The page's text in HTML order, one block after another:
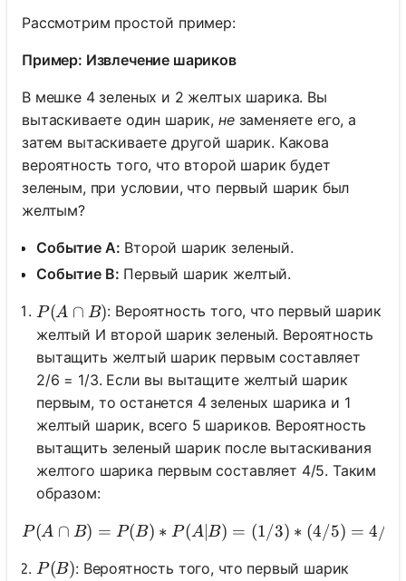
Рассмотрим простой пример:
Пример: Извлечение шариков
В мешке 4 зеленых и 2 желтых шарика. Вы
вытаскиваете один шарик, незаменяете его, а
затем вытаскиваете другой шарик. Какова
вероятность того, что второй шарик будет
зеленым, при условии, что первый шарик был
желтым?
Событие A: Второй шарик зеленый.
Событие B: Первый шарик желтый.
P(A \cap B)
P(A ∩ B): Вероятность того, что первый шарик
желтый И второй шарик зеленый. Вероятность
вытащить желтый шарик первым составляет
2/6 = 1/3. Если вы вытащите желтый шарик
первым, то останется 4 зеленых шарика и 1
желтый шарик, всего 5 шариков. Вероятность
вытащить зеленый шарик после вытаскивания
желтого шарика первым составляет 4/5. Таким
образом:
P(A \cap B) = P(B) *
P(A ∩ B) = P(B) ∗ P(A∣B) = (1/3) ∗ (4/5) = 4/15
P(B)
P(B): Вероятность того, что первый шарик